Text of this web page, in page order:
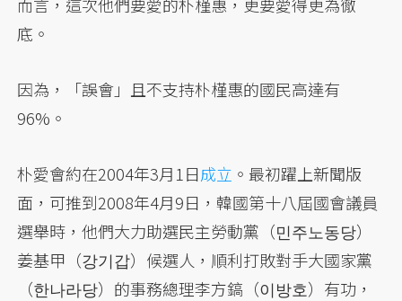
底。
因為，「誤會」且不支持朴槿惠的國民高達有
96%。
朴愛會約在2004年3月1日成立 。最初躍上新聞版
面，可推到2008年4月9日，韓國第十八屆國會議員
選舉時，他們大力助選民主勞動黨（민주노동당）
姜基甲（강기갑）候選人，順利打敗對手大國家黨
（한나라당）的事務總理李方鎬（이방호）有功，